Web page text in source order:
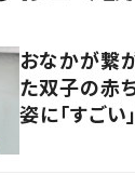
おなかが繋
た双子の赤
姿に「すごい